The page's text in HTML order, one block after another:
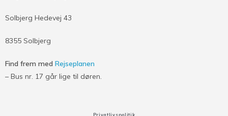
Solbjerg Hedevej 43
8355 Solbjerg
Find frem med Rejseplanen
– Bus nr. 17 går lige til døren.
Privatlivspolitik